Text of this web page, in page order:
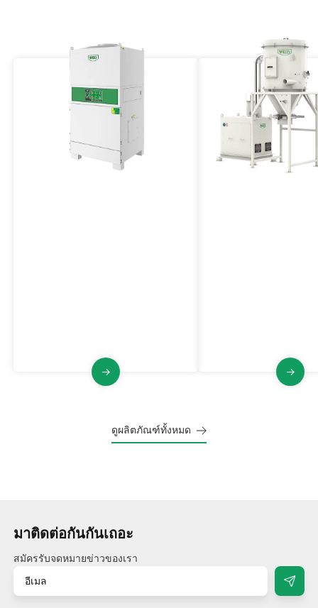
ดูผลิตภัณฑ์ทั้งหมด
มาติดต่อกันกันเถอะ
สมัครรับจดหมายข่าวของเรา